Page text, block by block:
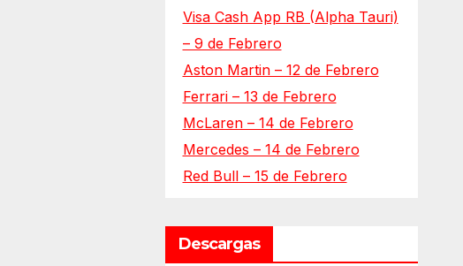
Visa Cash App RB (Alpha Tauri)
– 9 de Febrero
Aston Martin – 12 de Febrero
Ferrari – 13 de Febrero
McLaren – 14 de Febrero
Mercedes – 14 de Febrero
Red Bull – 15 de Febrero
Descargas